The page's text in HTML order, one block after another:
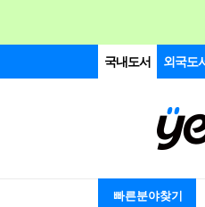
국내도서 외국도
빠른분야찾기